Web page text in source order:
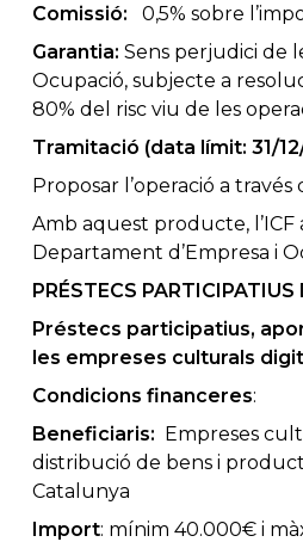
Comissió: 0,5% sobre
Garantia: Sens perjudici de
Ocupació, subjecte a
80% del risc viu de les
Tramitació (data límit: 31/
Proposar l’operació a
Amb aquest producte,
Departament d’Empresa i
PRÉSTECS PARTICIPATIUS
Préstecs participatius,
les empreses culturals
Condicions financeres:
Beneficiaris: Empreses
distribució de bens i
Catalunya
Import: mínim 40.000€ i